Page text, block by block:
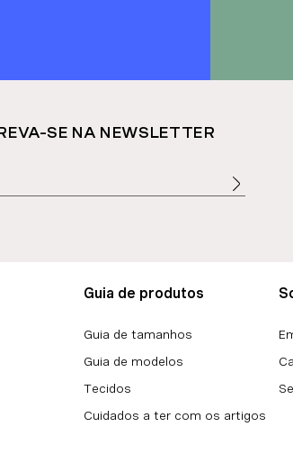
SE NA NEWSLETTER
Guia de produtos
Guia de tamanhos
Guia de modelos
Tecidos
Cuidados a ter com os artigos